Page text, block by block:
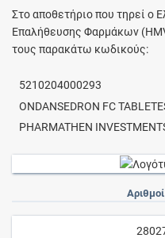
Στο αποθετήριο που τηρεί ο
Επαλήθευσης Φαρμάκων
τους παρακάτω κωδικούς:
5210204000293
ONDANSEDRON FC
PHARMATHEN